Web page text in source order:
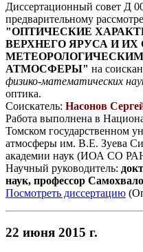
Диссертационный совет Д
предварительному
"ОПТИЧЕСКИЕ
ВЕРХНЕГО ЯРУСА И ИХ
АТМОСФЕРЫ" на
физико-математических
оптика.
Соискатель: Насонов
Работа выполнена в
Томском государственном
атмосферы им. В.Е. Зуева
академии наук (ИОА СО
Научный руководитель:
наук, профессор
Посмотреть диссертацию
22 июня 2015 г.